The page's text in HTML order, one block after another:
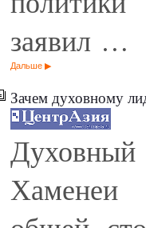
заявил …
Дальше
Зачем духовному
Хаменеи